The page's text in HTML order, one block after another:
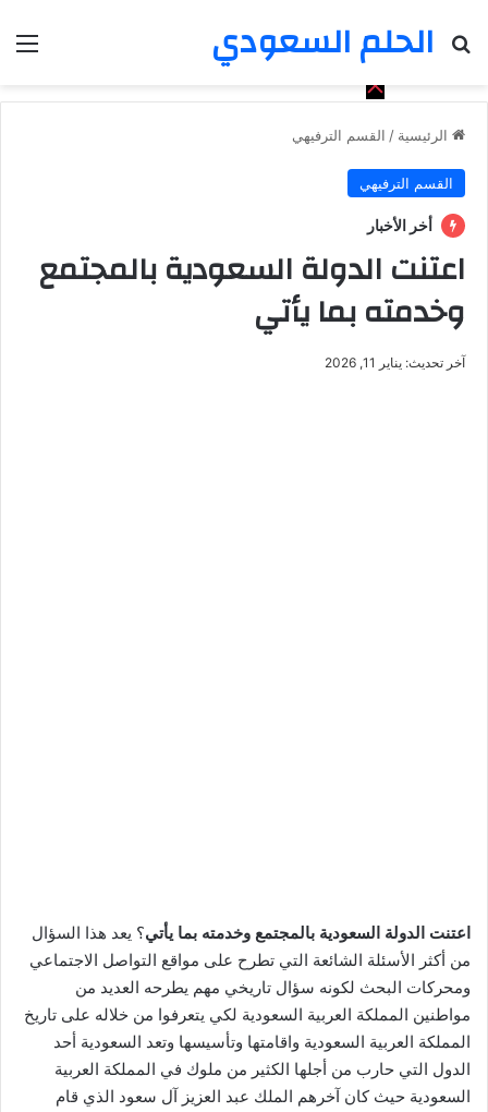
الحلم السعودي
بحث عن
الرئيسية / القسم الترفيهي
القسم الترفيهي
أخر الأخبار
اعتنت الدولة السعودية بالمجتمع
وخدمته بما يأتي
آخر تحديث: يناير 11, 2026
اعتنت الدولة السعودية بالمجتمع وخدمته بما يأتي؟ يعد هذا السؤال
من أكثر الأسئلة الشائعة التي تطرح على مواقع التواصل الاجتماعي
ومحركات البحث لكونه سؤال تاريخي مهم يطرحه العديد من
مواطنين المملكة العربية السعودية لكي يتعرفوا من خلاله على تاريخ
المملكة العربية السعودية واقامتها وتأسيسها وتعد السعودية أحد
الدول التي حارب من أجلها الكثير من ملوك في المملكة العربية
السعودية حيث كان آخرهم الملك عبد العزيز آل سعود الذي قام